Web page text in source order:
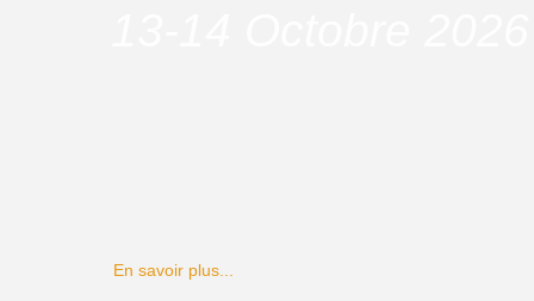
En savoir plus...